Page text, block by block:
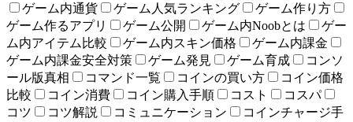
ゲーム内通貨
ゲーム人気ランキング
ゲーム作り方
ゲーム作るアプリ
ゲーム公開 ゲーム内Noobとは
ゲー
ム内アイテム比較
ゲーム内スキン価格
ゲーム内課金
ゲーム内課金安全対策
ゲーム発見 ゲーム育成
コンソ
ール版真相
コマンド一覧 コインの買い方
コイン価格
比較
コイン消費 コイン購入手順 コスト
コスパ
コツ
コツ解説 コミュニケーション コインチャージ手